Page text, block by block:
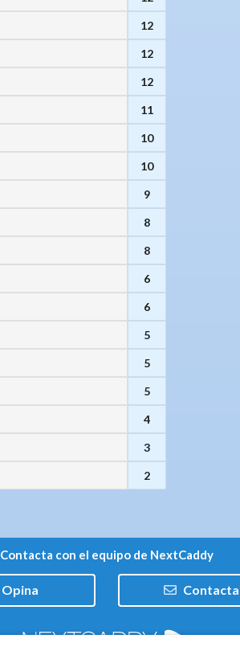
12
12
12
11
10
10
9
8
8
6
6
5
5
5
4
3
2
Contacta con el equipo de NextCaddy
Opina Contacta